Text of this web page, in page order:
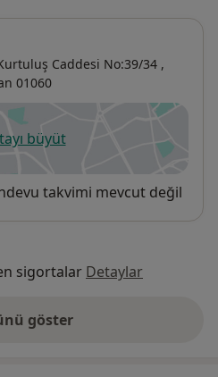
Caddesi No:39/34 ,
01060
büyüt
yeni bir sekmede açılır
takvimi mevcut değil
sigortalar Detaylar
göster
adres hakkında